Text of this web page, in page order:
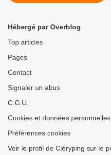
Hébergé par Overblog
Top articles
Pages
Contact
Signaler un abus
C.G.U.
Cookies et données personnelles
Préférences cookies
Voir le profil de Cléryping sur le